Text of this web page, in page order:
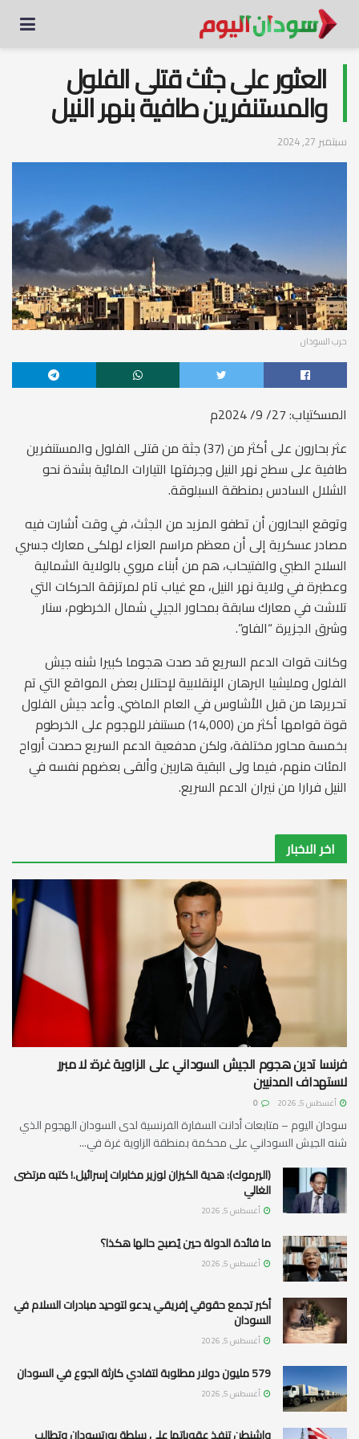
العثور على جثث قتلى الفلول
والمستنفرين طافية بنهر النيل
سبتمبر 27, 2024
حرب السودان
المسكتياب: 27/ 9/ 2024م
عثر بحارون على أكثر من (37) جثة من قتلى الفلول والمستنفرين
طافية على سطح نهر النيل وجرفتها التيارات المائية بشدة نحو
الشلال السادس بمنطقة السبلوقة.
وتوقع البحارون أن تطفو المزيد من الجثث، في وقت أشارت فيه
مصادر عسكرية إلى أن معظم مراسم العزاء لهلكى معارك جسري
السلاح الطبي والفتيحاب، هم من أبناء مروي بالولاية الشمالية
وعطبرة في ولاية نهر النيل، مع غياب تام لمرتزقة الحركات التي
تلاشت في معارك سابقة بمحاور الجيلي شمال الخرطوم، سنار
وشرق الجزيرة “الفاو”.
وكانت قوات الدعم السريع قد صدت هجوما كبيرا شنه جيش
الفلول ومليشيا البرهان الإنقلابية لإحتلال بعض المواقع التي تم
تحريرها من قبل الأشاوس في العام الماضي. وأعد جيش الفلول
قوة قوامها أكثر من (14,000) مستنفر للهجوم على الخرطوم
بخمسة محاور مختلفة، ولكن مدفعية الدعم السريع حصدت أرواح
المئات منهم، فيما ولى البقية هاربين وألقى بعضهم نفسه في
النيل فرارا من نيران الدعم السريع.
اخر الاخبار
فرنسا تدين هجوم الجيش السوداني على الزاوية غرة: لا مبرر
لاستهداف المدنيين
أغسطس 5, 2026
سودان اليوم – متابعات أدانت السفارة الفرنسية لدى السودان الهجوم الذي
شنه الجيش السوداني على محكمة بمنطقة الزاوية غرة في...
(اليرموك): هدية الكيزان لوزير مخابرات إسرائيل.! كتبه مرتضى
الغالي
أغسطس 5, 2026
ما فائدة الدولة حين يُصبح حالها هكذا؟
أغسطس 5, 2026
أكبر تجمع حقوقي إفريقي يدعو لتوحيد مبادرات السلام في
السودان
أغسطس 5, 2026
579 مليون دولار مطلوبة لتفادي كارثة الجوع في السودان
أغسطس 5, 2026